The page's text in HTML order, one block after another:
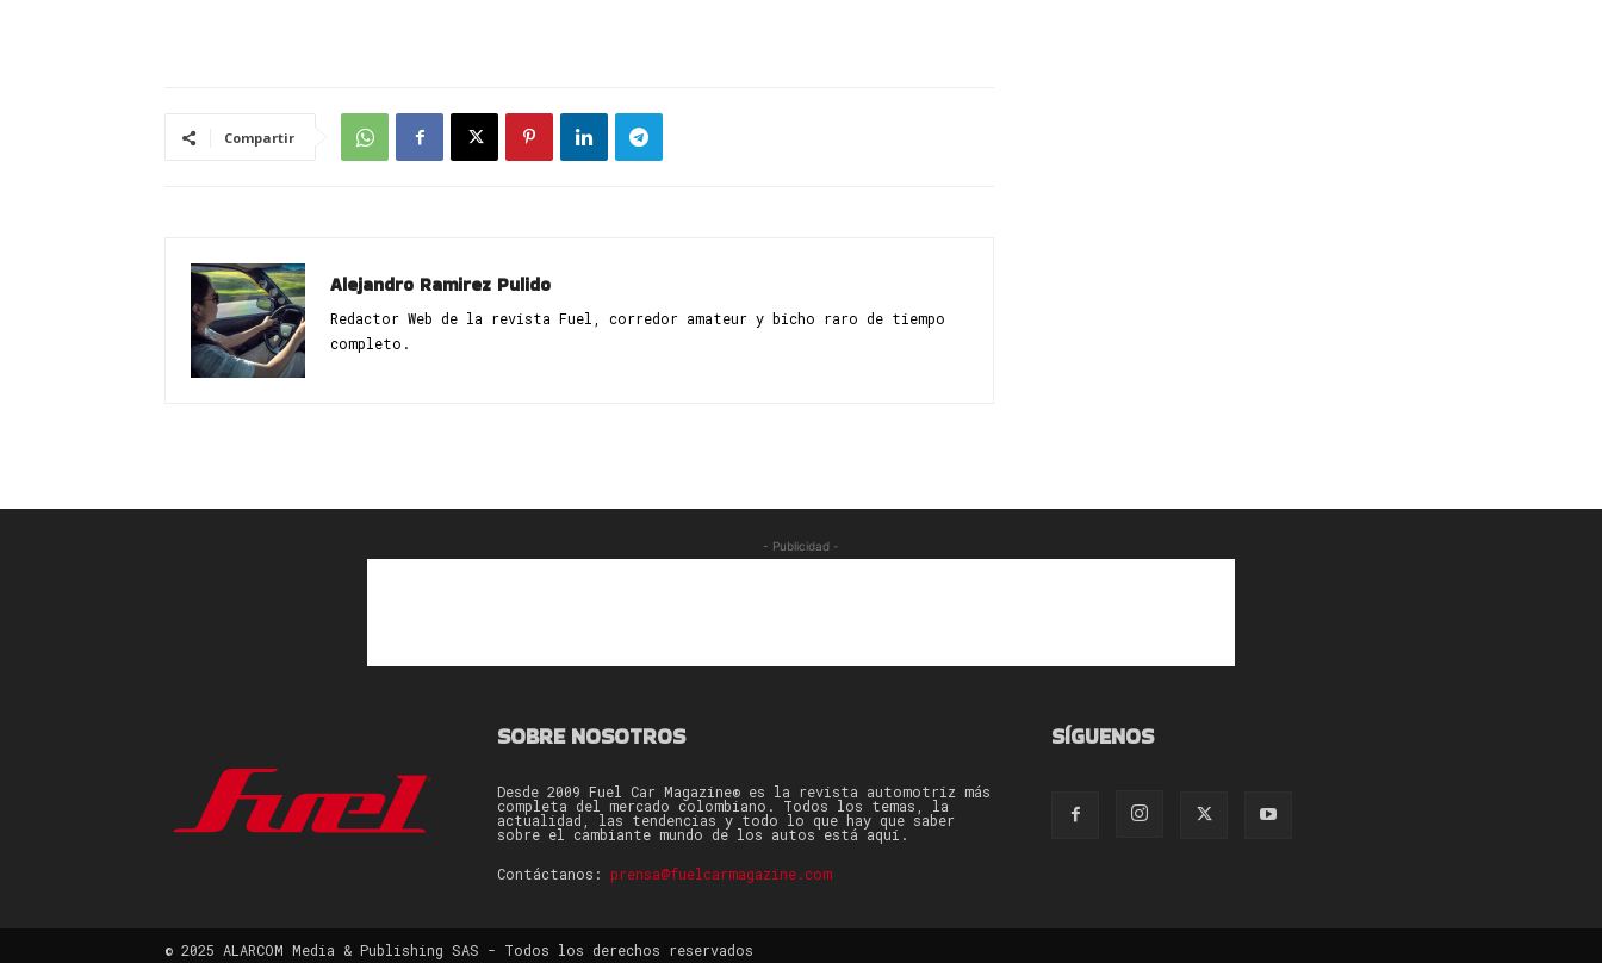
Compartir
Alejandro Ramirez Pulido
Redactor Web de la revista Fuel, corredor amateur y bicho raro de tiempo
completo.
- Publicidad -
SOBRE NOSOTROS
Desde 2009 Fuel Car Magazine® es la revista automotriz más
completa del mercado colombiano. Todos los temas, la
actualidad, las tendencias y todo lo que hay que saber
sobre el cambiante mundo de los autos está aquí.
Contáctanos: prensa@fuelcarmagazine.com
SÍGUENOS
© 2025 ALARCOM Media & Publishing SAS - Todos los derechos reservados